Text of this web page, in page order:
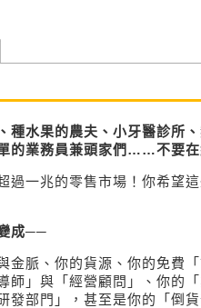
種水果的農夫、小牙醫診所
的業務員兼頭家們……不要在
一兆的零售市場！你希望這
成──
脈、你的貨源、你的免費「
師」與「經營顧問」、你的
發部門」，甚至是你的「倒